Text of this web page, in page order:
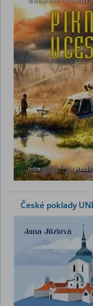
České poklady